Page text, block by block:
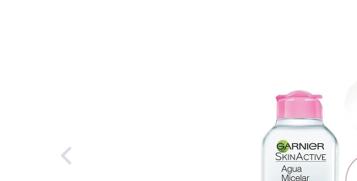
máscara pestañas
retinol
tintura